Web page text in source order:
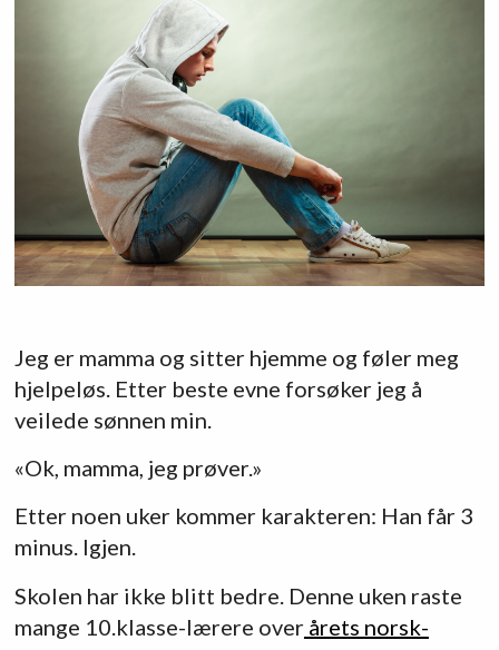
Jeg er mamma og sitter hjemme og føler meg
hjelpeløs. Etter beste evne forsøker jeg å
veilede sønnen min.
«Ok, mamma, jeg prøver.»
Etter noen uker kommer karakteren: Han får 3
minus. Igjen.
Skolen har ikke blitt bedre. Denne uken raste
mange 10.klasse-lærere overårets norsk-